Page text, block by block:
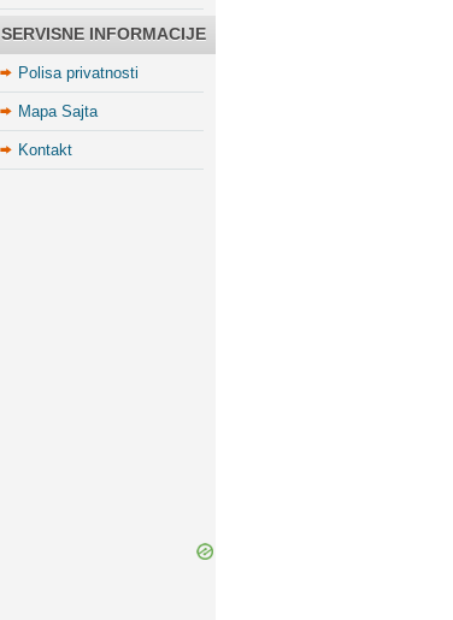
SERVISNE INFORMACIJE
Polisa privatnosti
Mapa Sajta
Kontakt